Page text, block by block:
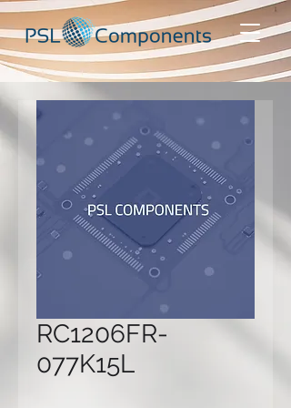
RC1206FR-
077K15L